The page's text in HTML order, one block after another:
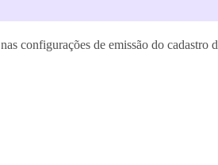
nas configurações de emissão do cadastro